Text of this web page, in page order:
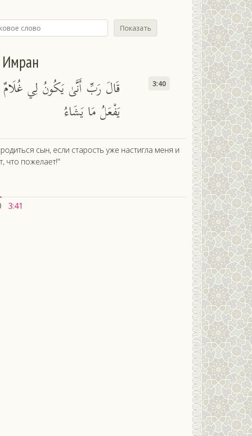
Показать
قَالَ رَبِّ أَنَّىٰ يَكُونُ لِي غُلَامٌ
يَفْعَلُ مَا يَشَاءُ
3:40
сын, если старость уже настигла меня и
что пожелает!"
3:41